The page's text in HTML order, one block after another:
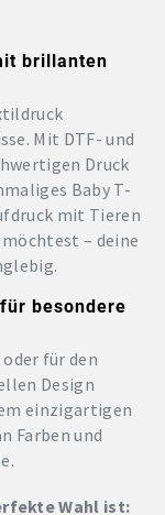
brillanten
Mit DTF- und
Druck
Baby T-
mit Tieren
– deine
besondere
für den
Design
einzigartigen
Farben und
Wahl ist: